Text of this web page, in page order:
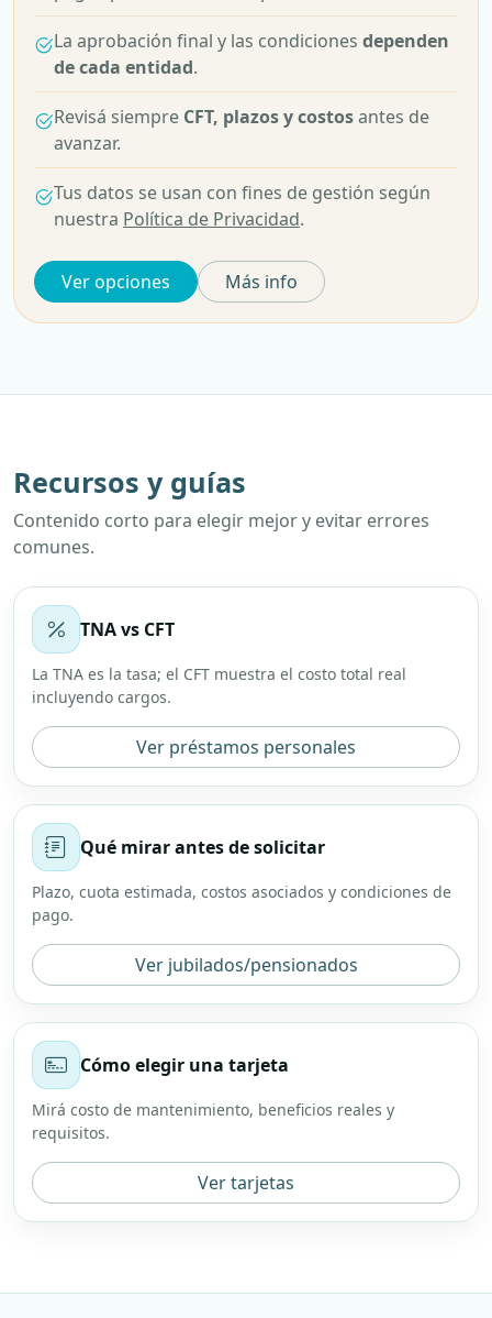
La aprobación final y las condiciones dependen
de cada entidad.
Revisá siempre CFT, plazos y costosantes de
avanzar.
Tus datos se usan con fines de gestión según
nuestra Política de Privacidad.
Ver opciones Más info
Recursos y guías
Contenido corto para elegir mejor y evitar errores
comunes.
TNA vs CFT
La TNA es la tasa; el CFT muestra el costo total real
incluyendo cargos.
Ver préstamos personales
Qué mirar antes de solicitar
Plazo, cuota estimada, costos asociados y condiciones de
pago.
Ver jubilados/pensionados
Cómo elegir una tarjeta
Mirá costo de mantenimiento, beneficios reales y
requisitos.
Ver tarjetas